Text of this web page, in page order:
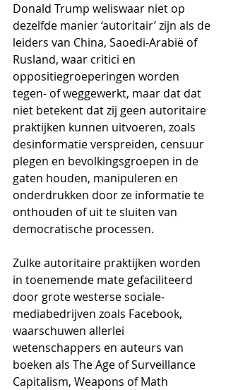
Donald Trump weliswaar niet op
dezelfde manier ‘autoritair’ zijn als de
leiders van China, Saoedi-Arabië of
Rusland, waar critici en
oppositiegroeperingen worden
tegen- of weggewerkt, maar dat dat
niet betekent dat zij geen autoritaire
praktijken kunnen uitvoeren, zoals
desinformatie verspreiden, censuur
plegen en bevolkingsgroepen in de
gaten houden, manipuleren en
onderdrukken door ze informatie te
onthouden of uit te sluiten van
democratische processen.
Zulke autoritaire praktijken worden
in toenemende mate gefaciliteerd
door grote westerse sociale-
mediabedrijven zoals Facebook,
waarschuwen allerlei
wetenschappers en auteurs van
boeken als The Age of Surveillance
Capitalism, Weapons of Math